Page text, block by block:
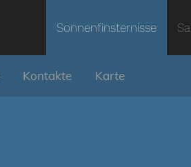
Sonnenfinsternisse
Kontakte Karte